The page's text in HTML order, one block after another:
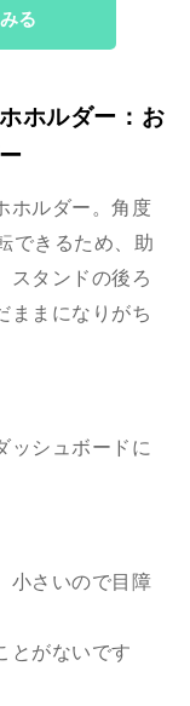
る
ホルダー：お
ホルダー。角度
できるため、助
スタンドの後ろ
ままになりがち
ッシュボードに
小さいので目障
とがないです